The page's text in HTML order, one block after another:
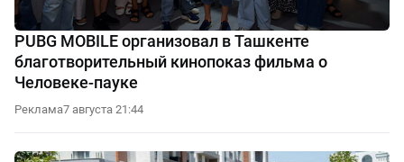
PUBG MOBILE организовал в Ташкенте
благотворительный кинопоказ фильма о
Человеке-пауке
Реклама7 августа 21:44